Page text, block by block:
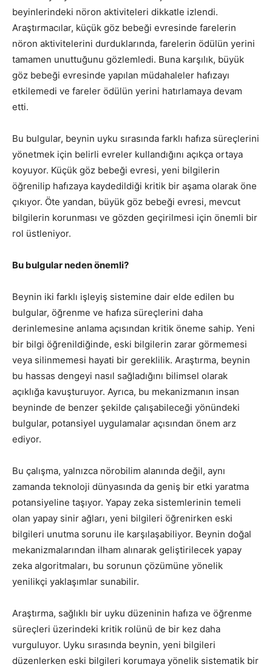
beyinlerindeki nöron aktiviteleri dikkatle izlendi.
Araştırmacılar, küçük göz bebeği evresinde farelerin
nöron aktivitelerini durduklarında, farelerin ödülün yerini
tamamen unuttuğunu gözlemledi. Buna karşılık, büyük
göz bebeği evresinde yapılan müdahaleler hafızayı
etkilemedi ve fareler ödülün yerini hatırlamaya devam
etti.
Bu bulgular, beynin uyku sırasında farklı hafıza süreçlerini
yönetmek için belirli evreler kullandığını açıkça ortaya
koyuyor. Küçük göz bebeği evresi, yeni bilgilerin
öğrenilip hafızaya kaydedildiği kritik bir aşama olarak öne
çıkıyor. Öte yandan, büyük göz bebeği evresi, mevcut
bilgilerin korunması ve gözden geçirilmesi için önemli bir
rol üstleniyor.
Bu bulgular neden önemli?
Beynin iki farklı işleyiş sistemine dair elde edilen bu
bulgular, öğrenme ve hafıza süreçlerini daha
derinlemesine anlama açısından kritik öneme sahip. Yeni
bir bilgi öğrenildiğinde, eski bilgilerin zarar görmemesi
veya silinmemesi hayati bir gereklilik. Araştırma, beynin
bu hassas dengeyi nasıl sağladığını bilimsel olarak
açıklığa kavuşturuyor. Ayrıca, bu mekanizmanın insan
beyninde de benzer şekilde çalışabileceği yönündeki
bulgular, potansiyel uygulamalar açısından önem arz
ediyor.
Bu çalışma, yalnızca nörobilim alanında değil, aynı
zamanda teknoloji dünyasında da geniş bir etki yaratma
potansiyeline taşıyor. Yapay zeka sistemlerinin temeli
olan yapay sinir ağları, yeni bilgileri öğrenirken eski
bilgileri unutma sorunu ile karşılaşabiliyor. Beynin doğal
mekanizmalarından ilham alınarak geliştirilecek yapay
zeka algoritmaları, bu sorunun çözümüne yönelik
yenilikçi yaklaşımlar sunabilir.
Araştırma, sağlıklı bir uyku düzeninin hafıza ve öğrenme
süreçleri üzerindeki kritik rolünü de bir kez daha
vurguluyor. Uyku sırasında beynin, yeni bilgileri
düzenlerken eski bilgileri korumaya yönelik sistematik bir